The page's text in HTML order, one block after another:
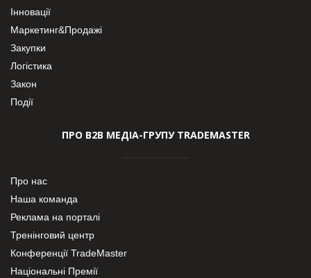
Інновації
Маркетинг&Продажі
Закупки
Логістика
Закон
Події
ПРО В2В МЕДІА-ГРУПУ TRADEMASTER
Про нас
Наша команда
Реклама на порталі
Тренінговий центр
Конференції TradeMaster
Національні Премії